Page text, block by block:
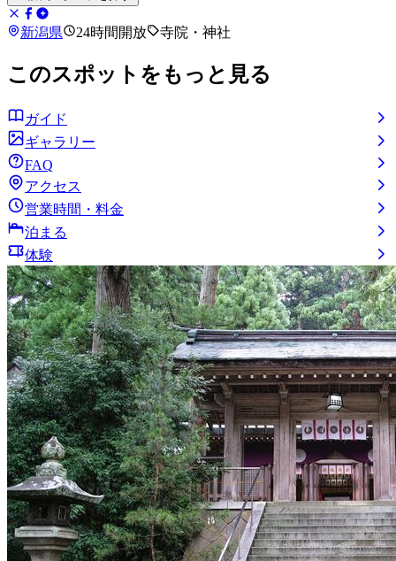
新潟県 24時間開放 寺院・神社
このスポットをもっと見る
ガイド
ギャラリー
FAQ
アクセス
営業時間・料金
泊まる
体験